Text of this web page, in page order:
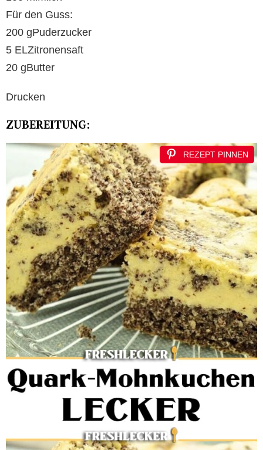
Für den Guss:
200 gPuderzucker
5 ELZitronensaft
20 gButter
Drucken
ZUBEREITUNG:
REZEPT PINNEN